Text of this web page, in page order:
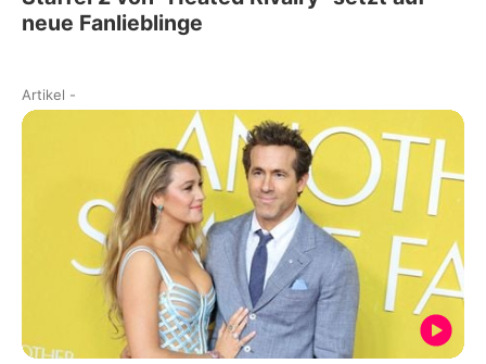
neue Fanlieblinge
Artikel -